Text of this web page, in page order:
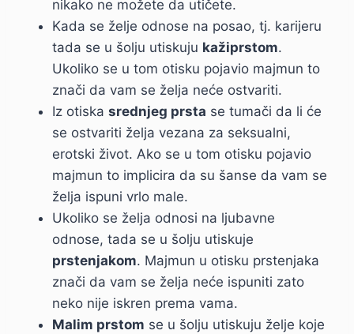
nikako ne možete da utičete.
Kada se želje odnose na posao, tj. karijeru
tada se u šolju utiskuju kažiprstom.
Ukoliko se u tom otisku pojavio majmun to
znači da vam se želja neće ostvariti.
Iz otiska srednjeg prsta se tumači da li će
se ostvariti želja vezana za seksualni,
erotski život. Ako se u tom otisku pojavio
majmun to implicira da su šanse da vam se
želja ispuni vrlo male.
Ukoliko se želja odnosi na ljubavne
odnose, tada se u šolju utiskuje
prstenjakom. Majmun u otisku prstenjaka
znači da vam se želja neće ispuniti zato
neko nije iskren prema vama.
Malim prstom se u šolju utiskuju želje koje